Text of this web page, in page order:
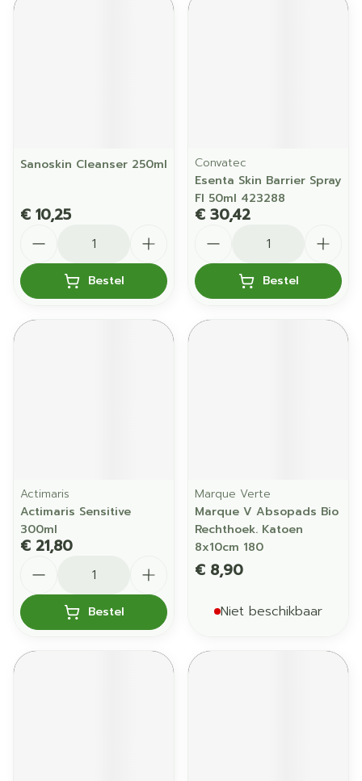
Sanoskin Cleanser 250ml
€ 10,25
Bestel
Convatec
Esenta Skin Barrier Spray
Fl 50ml 423288
€ 30,42
Bestel
Actimaris
Actimaris Sensitive
300ml
€ 21,80
Bestel
Marque Verte
Marque V Absopads Bio
Rechthoek. Katoen
8x10cm 180
€ 8,90
Niet beschikbaar